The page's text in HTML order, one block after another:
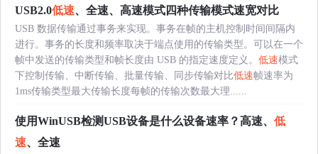
USB2.0低速、全速、高速模式四种传输模式速宽对比
USB 数据传输通过事务来实现。事务在帧的主机控制时间间隔内
进行。事务的长度和频率取决于端点使用的传输类型。可以在一个
帧中发送的传输类型和帧长度由 USB 的指定速度定义。 低速模式
下控制传输、中断传输、批量传输、同步传输对比低速帧速率为
1ms传输类型最大传输长度每帧的传输次数最大理......
使用WinUSB检测USB设备是什么设备速率？高速、 低
速、全速